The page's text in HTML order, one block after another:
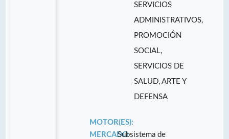
SERVICIOS
ADMINISTRATIVOS,
PROMOCIÓN
SOCIAL,
SERVICIOS DE
SALUD, ARTE Y
DEFENSA
MOTOR(ES):
MERCADOSubsistema de